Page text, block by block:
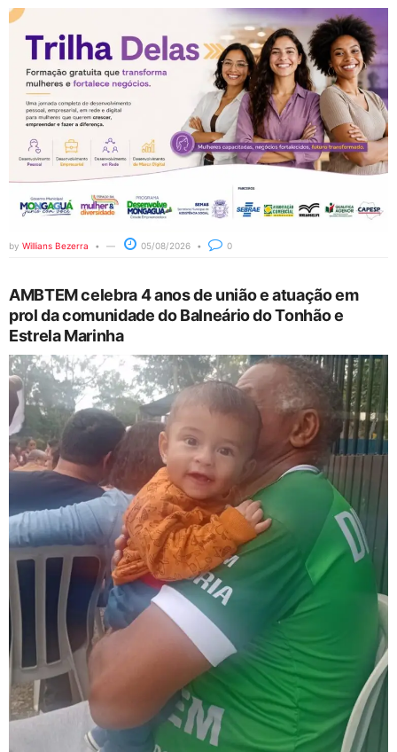
by Willians Bezerra 05/08/2026 0
AMBTEM celebra 4 anos de união e atuação em
prol da comunidade do Balneário do Tonhão e
Estrela Marinha